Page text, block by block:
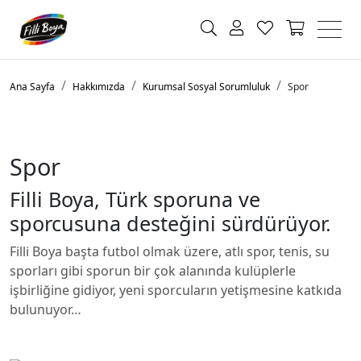
Ana Sayfa Hakkımızda Kurumsal Sosyal Sorumluluk Spor
Spor
Filli Boya, Türk sporuna ve
sporcusuna desteğini sürdürüyor.
Filli Boya başta futbol olmak üzere, atlı spor, tenis, su
sporları gibi sporun bir çok alanında kulüplerle
işbirliğine gidiyor, yeni sporcuların yetişmesine katkıda
bulunuyor…